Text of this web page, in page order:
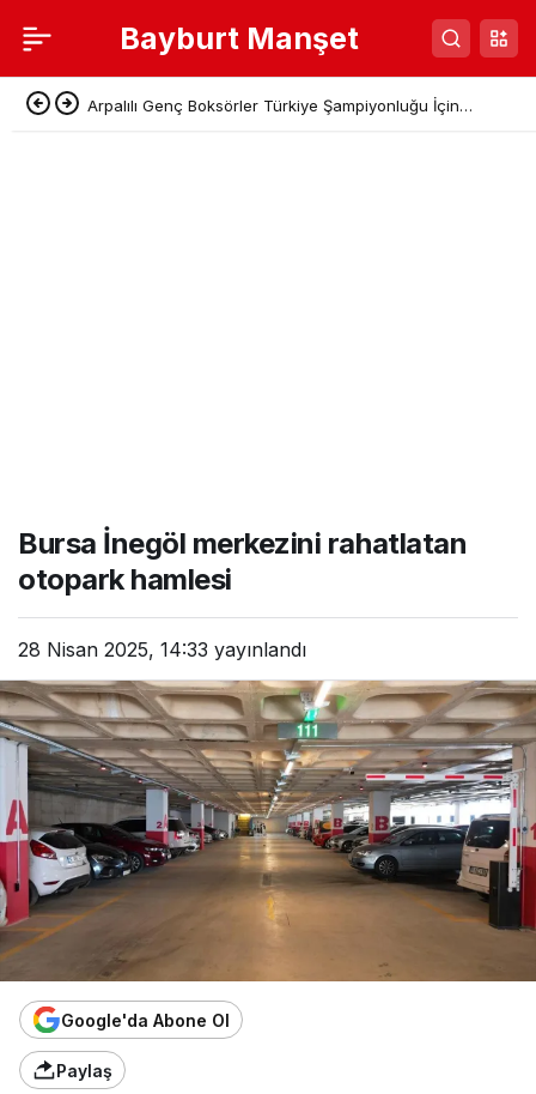
Bayburt Manşet
Sivas’a Gidiyor
Bursa İnegöl merkezini rahatlatan
otopark hamlesi
28 Nisan 2025, 14:33 yayınlandı
Google'da Abone Ol
Paylaş